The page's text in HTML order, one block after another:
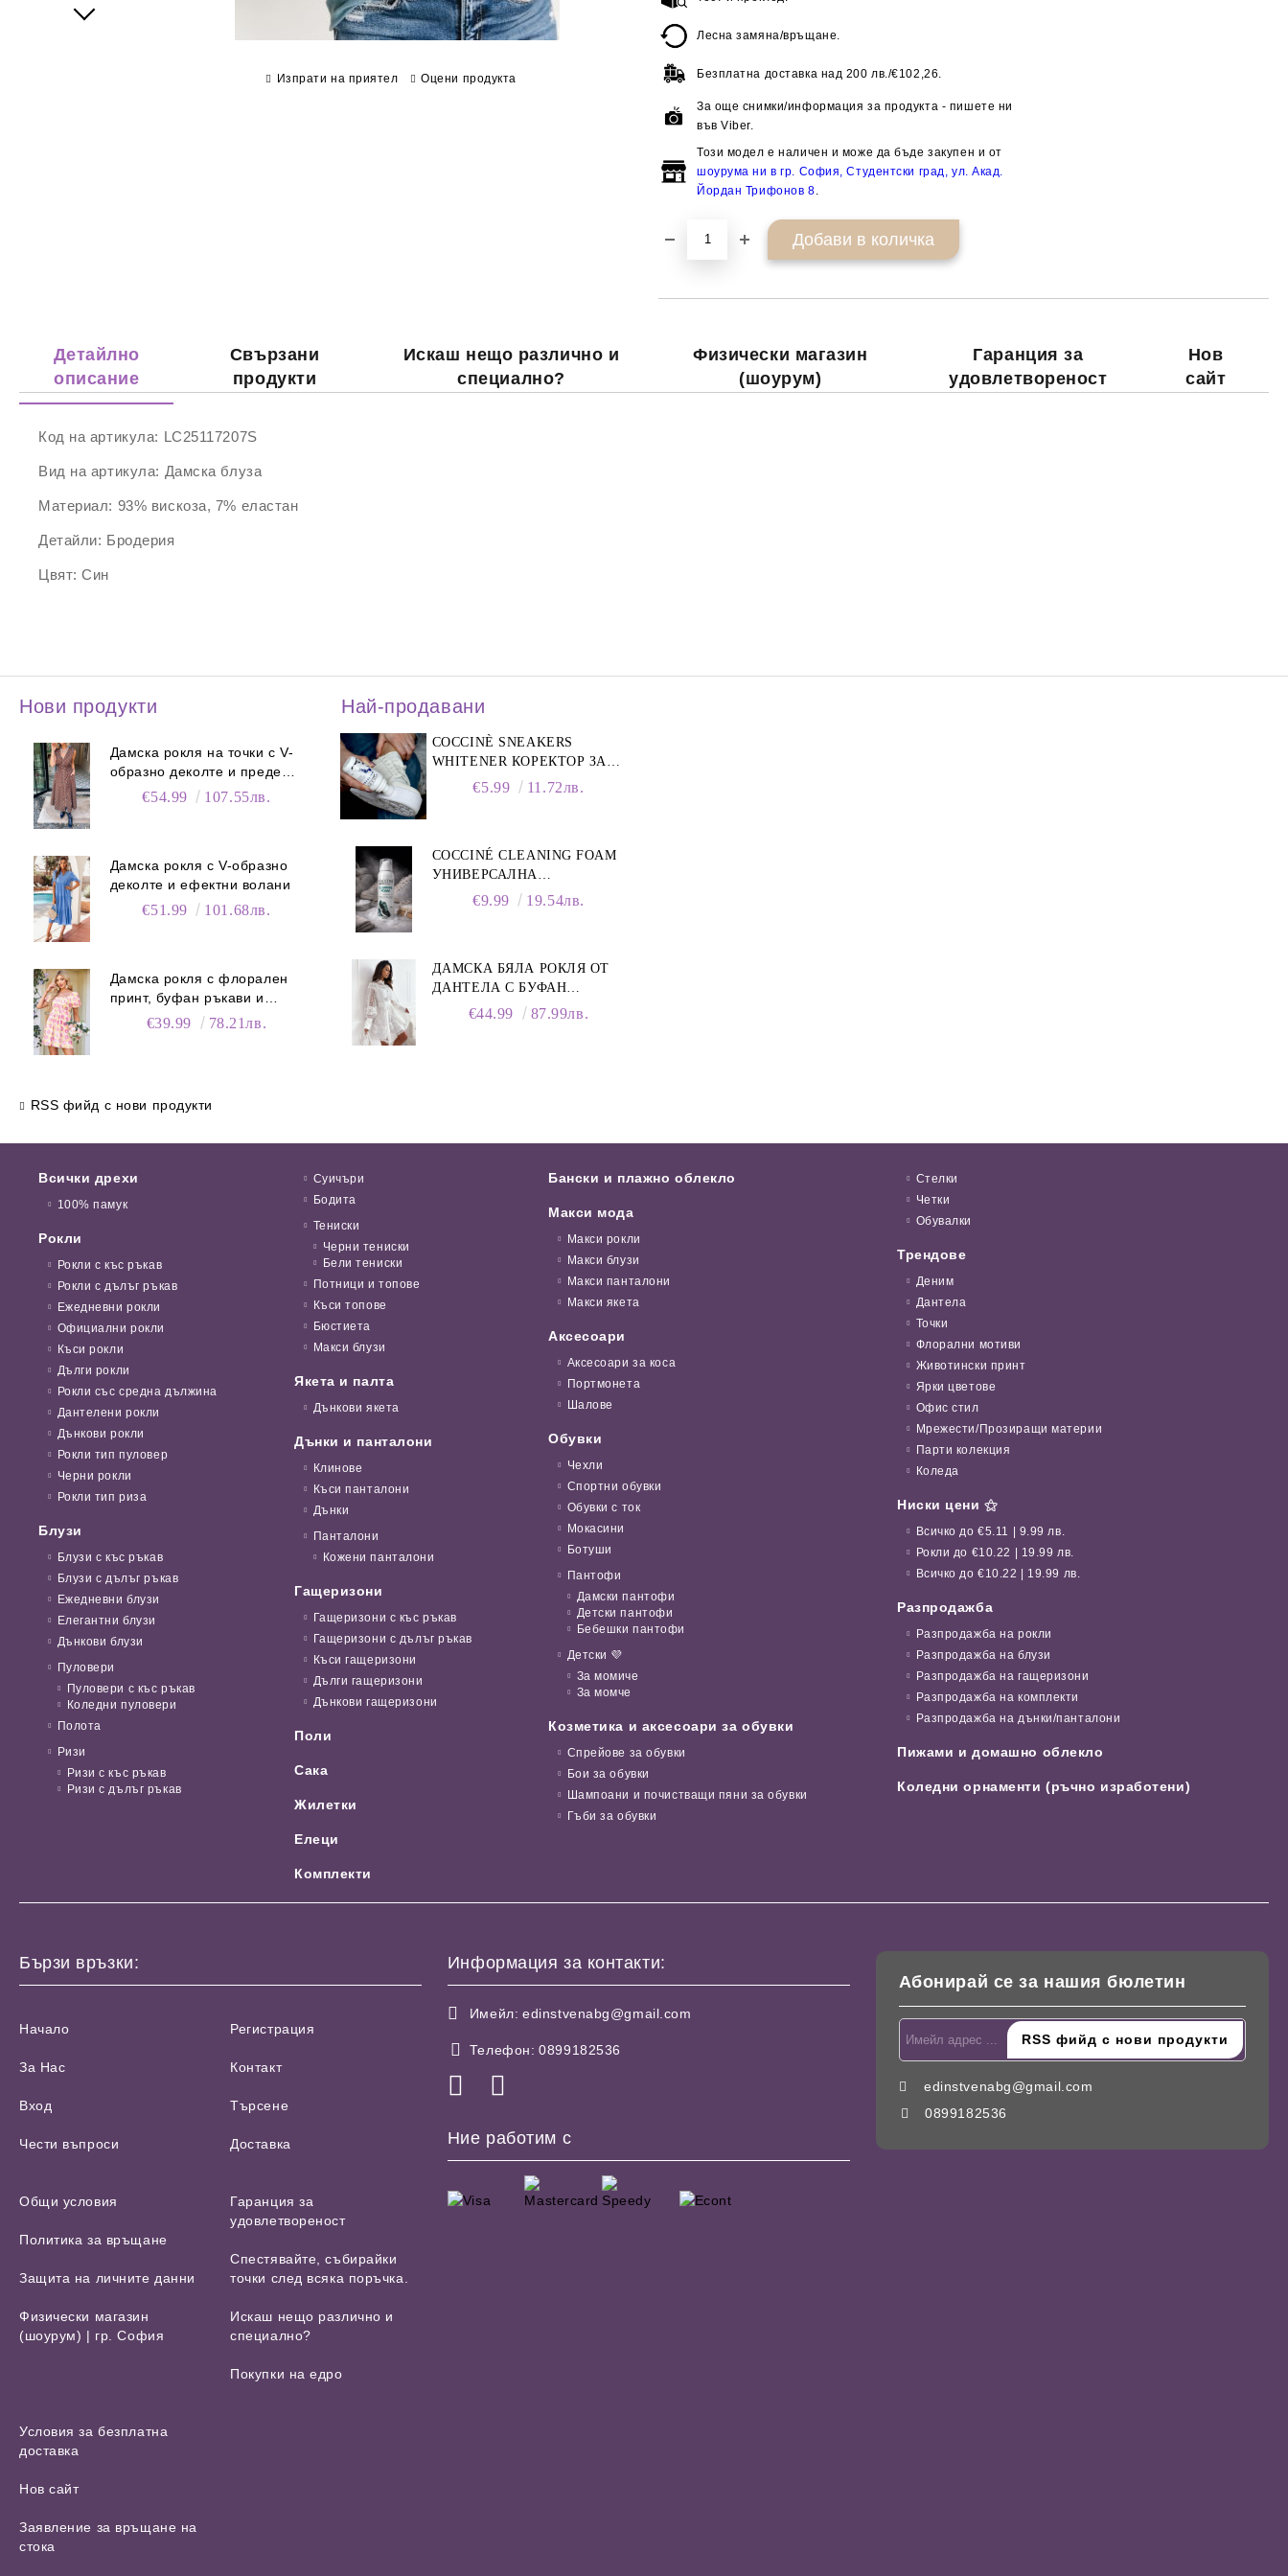
Лесна замяна/връщане.
Безплатна доставка над 200 лв./€102,26.
За още снимки/информация за продукта - пишете ни
във Viber.
Този модел е наличен и може да бъде закупен и от
шоурума ни в гр. София, Студентски град, ул. Акад.
Йордан Трифонов 8
Изпрати на приятел Оцени продукта
Детайлно
описание
Свързани
продукти
Искаш нещо различно и
специално?
Физически магазин
(шоурум)
Гаранция за
удовлетвореност
Нов
сайт
Код на артикула: LC25117207S
Вид на артикула: Дамска блуза
Материал: 93% вискоза, 7% еластан
Детайли: Бродерия
Цвят: Син
Нови продукти
Дамска рокля на точки с V-
образно деколте и преден
€54.99 107.55лв.
Дамска рокля с V-образно
деколте и ефектни волани
€51.99 101.68лв.
Дамска рокля с флорален
принт, буфан ръкави и
джобове€39.99 78.21лв.
RSS фийд с нови продукти
Най-продавани
COCCINÈ SNEAKERS
WHITENER КОРЕКТОР ЗА
БЕЛИ МАРАТОНКИ, 75 ML
€5.99 11.72лв.
COCCINÉ CLEANING FOAM
УНИВЕРСАЛНА
ПОЧИСТВАЩА ПЯНА ЗА
€9.99 19.54лв.
ДАМСКА БЯЛА РОКЛЯ ОТ
ДАНТЕЛА С БУФАН
РЪКАВИ И ЯКА
€44.99 87.99лв.
Всички дрехи
100% памук
Рокли
Рокли с къс ръкав
Рокли с дълъг ръкав
Ежедневни рокли
Официални рокли
Къси рокли
Дълги рокли
Рокли със средна дължина
Дантелени рокли
Дънкови рокли
Рокли тип пуловер
Черни рокли
Рокли тип риза
Блузи
Блузи с къс ръкав
Блузи с дълъг ръкав
Ежедневни блузи
Елегантни блузи
Дънкови блузи
Пуловери
Пуловери с къс ръкав
Коледни пуловери
Полота
Ризи
Ризи с къс ръкав
Ризи с дълъг ръкав
Суичъри
Бодита
Тениски
Черни тениски
Бели тениски
Потници и топове
Къси топове
Бюстиета
Макси блузи
Якета и палта
Дънкови якета
Дънки и панталони
Клинове
Къси панталони
Дънки
Панталони
Кожени панталони
Гащеризони
Гащеризони с къс ръкав
Гащеризони с дълъг ръкав
Къси гащеризони
Дълги гащеризони
Дънкови гащеризони
Поли
Сака
Жилетки
Елеци
Комплекти
Бански и плажно облекло
Макси мода
Макси рокли
Макси блузи
Макси панталони
Макси якета
Аксесоари
Аксесоари за коса
Портмонета
Шалове
Обувки
Чехли
Спортни обувки
Обувки с ток
Мокасини
Ботуши
Пантофи
Дамски пантофи
Детски пантофи
Бебешки пантофи
Детски 💜
За момиче
За момче
Козметика и аксесоари за обувки
Спрейове за обувки
Бои за обувки
Шампоани и почистващи пяни за обувки
Гъби за обувки
Стелки
Четки
Обувалки
Трендове
Деним
Дантела
Точки
Флорални мотиви
Животински принт
Ярки цветове
Офис стил
Мрежести/Прозиращи материи
Парти колекция
Коледа
Ниски цени ⚝
Всичко до €5.11 | 9.99 лв.
Рокли до €10.22 | 19.99 лв.
Всичко до €10.22 | 19.99 лв.
Разпродажба
Разпродажба на рокли
Разпродажба на блузи
Разпродажба на гащеризони
Разпродажба на комплекти
Разпродажба на дънки/панталони
Пижами и домашно облекло
Коледни орнаменти (ръчно изработени)
Бързи връзки:
Начало
За Нас
Вход
Чести въпроси
Регистрация
Контакт
Търсене
Доставка
Общи условия
Политика за връщане
Защита на личните данни
Физически магазин
(шоурум) | гр. София
Гаранция за
удовлетвореност
Спестявайте, събирайки
точки след всяка поръчка.
Искаш нещо различно и
специално?
Покупки на едро
Условия за безплатна
доставка
Нов сайт
Заявление за връщане на
стока
Информация за контакти:
Имейл: edinstvenabg@gmail.com
Телефон: 0899182536
Ние работим с
Абонирай се за нашия бюлетин
edinstvenabg@gmail.com
0899182536